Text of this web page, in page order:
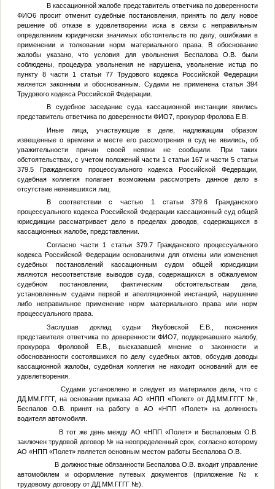
В кассационной жалобе представитель ответчика по доверенности
ФИО6просит отменит судебные постановления, принять по делу новое
решение об отказе в удовлетворении иска в связи с неправильным
определением юридически значимых обстоятельств по делу, ошибками в
применении и толковании норм материального права. В обоснование
жалобы указано, что условия для увольнения Беспалова О.В. были
соблюдены, процедура увольнения не нарушена, увольнение истца по
пункту 8 части 1 статьи 77 Трудового кодекса Российской Федерации
является законным и обоснованным. Судами не применена статья 394
Трудового кодекса Российской Федерации.
В судебное заседание суда кассационной инстанции явились
представитель ответчика по доверенности ФИО7, прокурор Фролова Е.В.
Иные лица, участвующие в деле, надлежащим образом
извещенные о времени и месте его рассмотрения в суд не явились, об
уважительности причин своей неявки не сообщили. При таких
обстоятельствах, с учетом положений части 1 статьи 167 и части 5 статьи
379.5 Гражданского процессуального кодекса Российской Федерации,
судебная коллегия полагает возможным рассмотреть данное дело в
отсутствие неявившихся лиц.
В соответствии с частью 1 статьи 379.6 Гражданского
процессуального кодекса Российской Федерации кассационный суд общей
юрисдикции рассматривает дело в пределах доводов, содержащихся в
кассационных жалобе, представлении.
Согласно части 1 статьи 379.7 Гражданского процессуального
кодекса Российской Федерации основаниями для отмены или изменения
судебных постановлений кассационным судом общей юрисдикции
являются несоответствие выводов суда, содержащихся в обжалуемом
судебном постановлении, фактическим обстоятельствам дела,
установленным судами первой и апелляционной инстанций, нарушение
либо неправильное применение норм материального права или норм
процессуального права.
Заслушав доклад судьи Якубовской Е.В., пояснения
представителя ответчика по доверенностиФИО7 , поддержавшего жалобу,
прокурора Фроловой Е.В., высказавшей мнение о законности и
обоснованности состоявшихся по делу судебных актов, обсудив доводы
кассационной жалобы, судебная коллегия не находит оснований для ее
удовлетворения.
Судами установлено и следует из материалов дела, что с
ДД.ММ.ГГГГ, на основании приказа АО «НПП «Полет» от ДД.ММ.ГГГГ №
Беспалов О.В. принят на работу в АО «НПП «Полет» на должность
водителя автомобиля.
В тот же день между АО «НПП «Полет» и Беспаловым О.В.
заключен трудовой договор № на неопределенный срок, согласно которому
АО «НПП «Полет» является основным местом работы Беспалова О.В.
В должностные обязанности Беспалова О.В. входит управление
автомобилем и оформление путевых документов (приложение
№
к
трудовому договору от ДД.ММ.ГГГГ №).